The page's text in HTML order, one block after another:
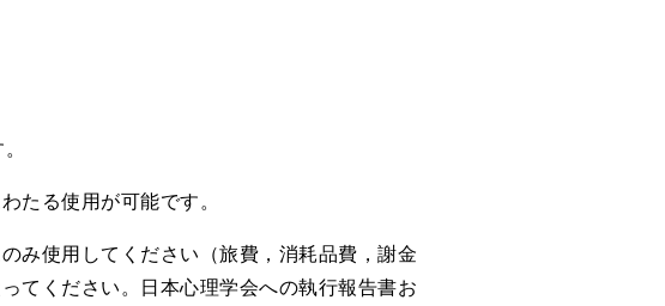
たる使用が可能です。
み使用してください（旅費，消耗品費，謝金
てください。日本心理学会への執行報告書お